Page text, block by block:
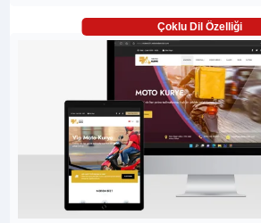
Çoklu Dil Özelliği